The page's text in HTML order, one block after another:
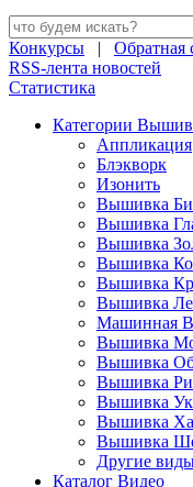
Конкурсы | Обратная
RSS-лента новостей
Статистика
Категории
Аппликация
Блэкворк
Изонить
Вышивка
Вышивка
Вышивка
Вышивка
Вышивка
Вышивка
Машинная
Вышивка
Вышивка
Вышивка
Вышивка
Вышивка
Вышивка
Другие
Каталог Видео